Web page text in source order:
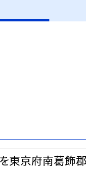
東京府南葛飾